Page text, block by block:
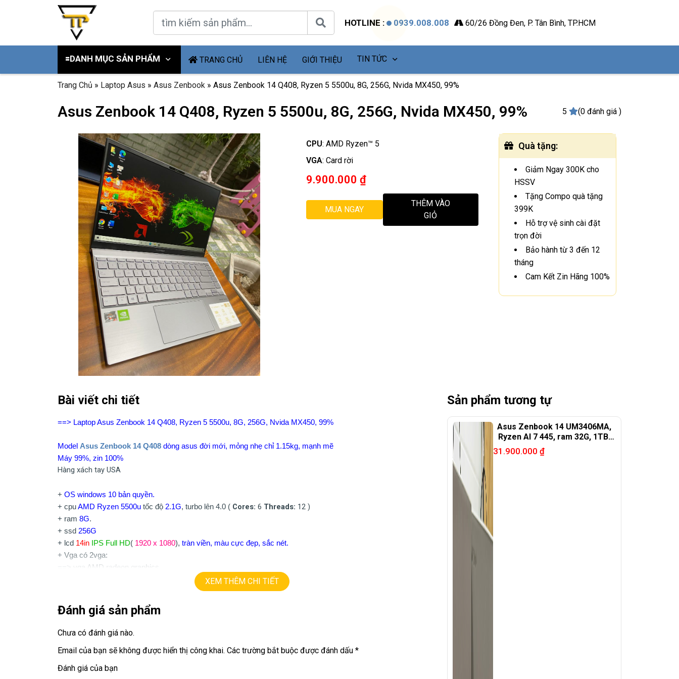
HOTLINE : 0939.008.008 60/26 Đồng Đen, P. Tân Bình, TP.HCM
🟰DANH MỤC SẢN PHẨM TRANG CHỦ LIÊN HỆ GIỚI THIỆU TIN TỨC
Trang Chủ » Laptop Asus » Asus Zenbook » Asus Zenbook 14 Q408, Ryzen 5 5500u, 8G, 256G, Nvida MX450, 99%
Asus Zenbook 14 Q408, Ryzen 5 5500u, 8G, 256G, Nvida MX450, 99% 5 (0 đánh giá )
CPU: AMD Ryzen™ 5
VGA: Card rời
9.900.000 ₫
MUA NGAY
THÊM VÀO
GIỎ
Quà tặng:
Giảm Ngay 300K cho
HSSV
Tặng Compo quà tặng
399K
Hỗ trợ vệ sinh cài đặt
trọn đời
Bảo hành từ 3 đến 12
tháng
Cam Kết Zin Hãng 100%
Bài viết chi tiết
==> Laptop Asus Zenbook 14 Q408, Ryzen 5 5500u, 8G, 256G, Nvida MX450, 99%
Model Asus Zenbook 14 Q408 dòng asus đời mới, mỏng nhẹ chỉ 1.15kg, mạnh mẽ
Máy 99%, zin 100%
Hàng xách tay USA
+ OS windows 10 bản quyền.
+ cpuAMD Ryzen 5500u tốc độ 2.1G, turbo lên 4.0 ( Cores: 6 Threads: 12 )
+ ram 8G.
+ ssd 256G
+ lcd 14in IPS Full HD( 1920 x 1080), tràn viền, màu cực đẹp, sắc nét.
+ Vga có 2vga:
==> vga AMD radeon graphics
+ Pin 3h
+ phím chiclet, đèn bàn phím
=======================================
XEM THÊM CHI TIẾT
Đánh giá sản phẩm
Chưa có đánh giá nào.
Email của bạn sẽ không được hiển thị công khai. Các trường bắt buộc được đánh dấu *
Đánh giá của bạn
Sản phẩm tương tự
Asus Zenbook 14 UM3406MA,
Ryzen AI 7 445, ram 32G, 1TB,
14in OLED.
31.900.000 ₫